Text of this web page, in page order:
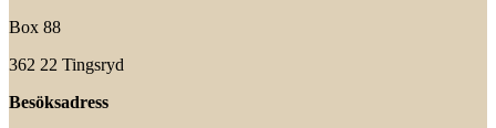
Box 88
362 22 Tingsryd
Besöksadress